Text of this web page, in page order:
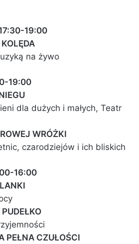
19:00
na żywo
19:00
dla dużych i małych, Teatr
WRÓŻKI
czarodziejów i ich bliskich
16:00
PEŁNA CZUŁOŚCI